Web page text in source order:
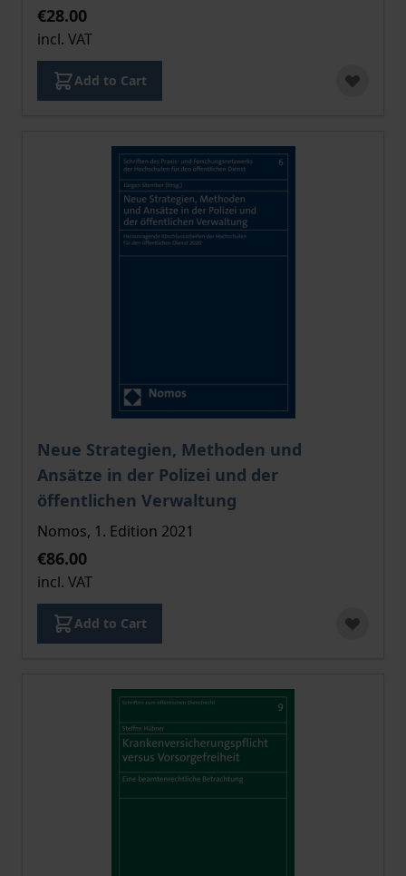
€28.00
incl. VAT
Add to Cart
Neue Strategien, Methoden und
Ansätze in der Polizei und der
öffentlichen Verwaltung
The price depends on the options chosen on the
Nomos, 1. Edition 2021
€86.00
incl. VAT
Add to Cart